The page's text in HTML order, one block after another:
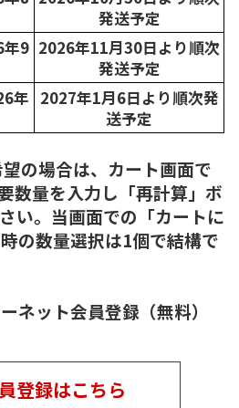
発送予定
9 2026年11月30日より順次
発送予定
年 2027年1月6日より順次発
送予定
の場合は、カート画面で
数量を入力し「再計算」ボ
い。当画面での「カートに
の数量選択は1個で結構で
ネット会員登録（無料）
登録はこちら